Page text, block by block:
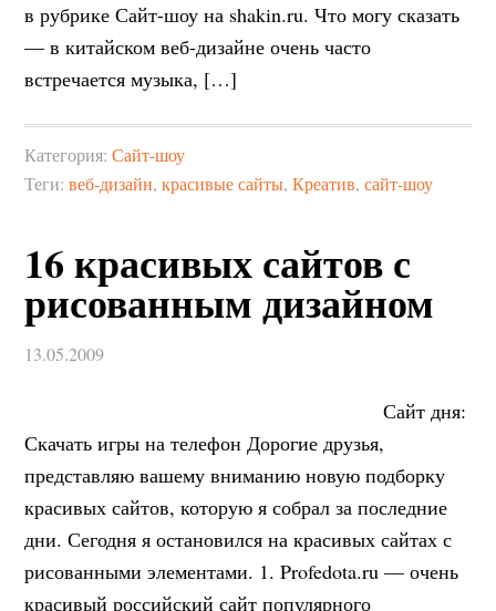
в рубрике Сайт-шоу на shakin.ru. Что могу сказать
— в китайском веб-дизайне очень часто
встречается музыка, […]
Категория:Сайт-шоу
Теги:веб-дизайн,красивые сайты,Креатив,сайт-шоу
16 красивых сайтов с
рисованным дизайном
13.05.2009
Сайт дня:
Скачать игры на телефон Дорогие друзья,
представляю вашему вниманию новую подборку
красивых сайтов, которую я собрал за последние
дни. Сегодня я остановился на красивых сайтах с
рисованными элементами. 1. Profedota.ru — очень
красивый российский сайт популярного